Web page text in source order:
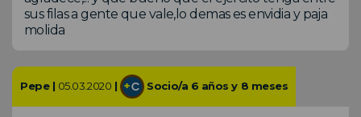
sus filas a gente que vale,lo demas es envidia y paja
molida
Pepe | 05.03.2020 | Socio/a 6 años y 8 meses